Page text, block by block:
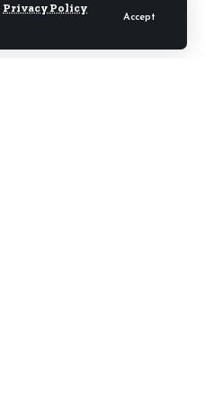
Privacy Policy
Accept